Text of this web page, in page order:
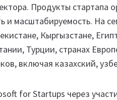
Продукты стартапа
и масштабируемость. На
Кыргызстане,
Турции, странах
включая казахский,
for Startups через